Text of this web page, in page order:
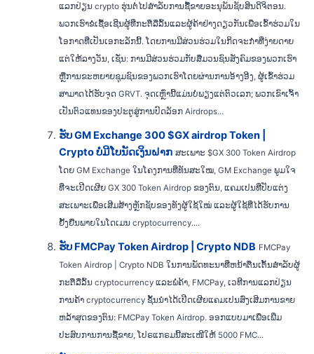
ແລກປ່ຽນ crypto ຮຸ່ນຕໍ່ໄປສໍາລັບການຊື້ຂາຍອະນຸພັນຊັບສິນດິຈິຕອນ.
ພວກ​ເຮົາ​ຂໍ​ເຊື້ອ​ເຊີນ​ຜູ້​ທີ່​ກະ​ຕື​ລື​ລົ້ນ​ແລະ​ຜູ້​ຄ້າ​ຢ່າງ​ດຽວ​ກັນ​ເພື່ອ​ເຂົ້າ​ຮ່ວມ​ໃນ​
ໂອ​ກາດ​ທີ່​ເປັນ​ເອ​ກະ​ລັກ​ນີ້​. ໂດຍການມີສ່ວນຮ່ວມໃນກິດຈະກໍາທີ່ງ່າຍດາຍ
ແຕ່ໃຫ້ລາງວັນ, ເຊັ່ນ: ການມີສ່ວນຮ່ວມກັບສື່ມວນຊົນສັງຄົມຂອງພວກເຮົາ
ຫຼືການຂະຫຍາຍຊຸມຊົນຂອງພວກເຮົາໂດຍຜ່ານການອ້າງອີງ, ຜູ້ເຂົ້າຮ່ວມ
ສາມາດໄດ້ຮັບຈຸດ GRVT. ຈຸດເຫຼົ່ານີ້ແມ່ນບໍ່ພຽງແຕ່ຕົວເລກ; ພວກເຂົາເຈົ້າ
ເປັນຕົວແທນຂອງປະຕູສູ່ການປົດລັອກ Airdrops...
ຮັບ GM Exchange 300 $GX airdrop Token |
Crypto ບໍ່ມີໂບນັດເງິນຝາກ ສະເພາະ $GX 300 Token Airdrop
ໂດຍ GM Exchange ໃນໂຄງການທີ່ທັນສະໃໝ, GM Exchange ພູມໃຈ
ທີ່ຈະເປີດເຜີຍ GX 300 Token Airdrop ຂອງຕົນ, ແຄມເປນທີ່ປັບແຕ່ງ
ສະເພາະເພື່ອເສີມສ້າງຫຼັກຊັບຂອງທັງຜູ້ໃຊ້ໃໝ່ ແລະຜູ້ໃຊ້ທີ່ໄດ້ຮັບການ
ຢັ້ງຢືນພາຍໃນໂດເມນ cryptocurrency....
ຮັບ FMCPay Token Airdrop | Crypto NDB FMCPay
Token Airdrop | Crypto NDB ໃນການພັດທະນາທີ່ຫນ້າຕື່ນເຕັ້ນສໍາລັບຜູ້
ກະຕືລືລົ້ນ cryptocurrency ແລະພໍ່ຄ້າ, FMCPay, ເວທີການແລກປ່ຽນ
ການຄ້າ cryptocurrency ຊັ້ນນໍາໄດ້ເປີດເຜີຍແຄມເປນສົ່ງເສີມການຂາຍ
ຫລ້າສຸດຂອງຕົນ: FMCPay Token Airdrop. ອອກແບບມາເພື່ອເພີ່ມ
ປະສົບການການຊື້ຂາຍ, ໂປຣແກຣມນີ້ສະເໜີໃຫ້ 5000 FMC...